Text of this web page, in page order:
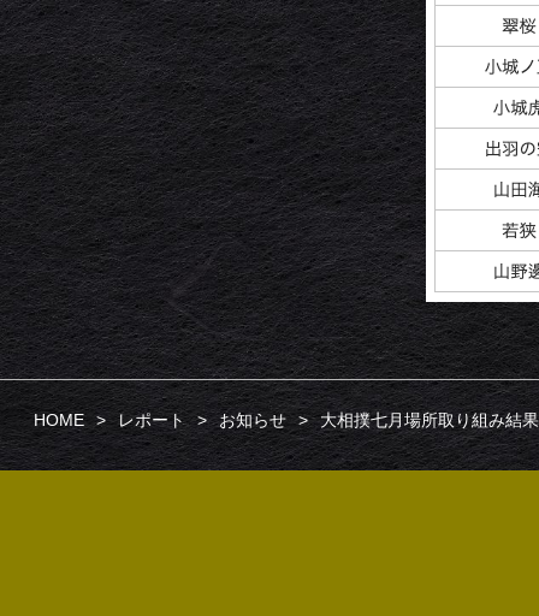
HOME レポート お知らせ 大相撲七月場所取り組み結